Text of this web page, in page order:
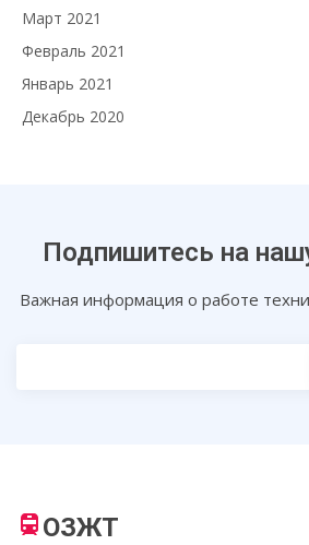
Март 2021
Февраль 2021
Январь 2021
Декабрь 2020
Подпишитесь на
Важная информация о работе
ОЗЖТ